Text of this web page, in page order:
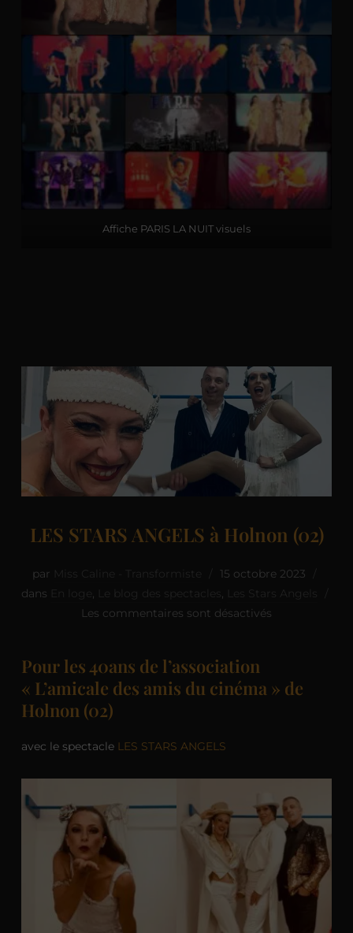
Affiche PARIS LA NUIT visuels
LES STARS ANGELS à Holnon (02)
par
15 octobre 2023
dans
, ,
Les commentaires sont désactivés
Pour les 40ans de l’association
« L’amicale des amis du cinéma » de
Holnon (02)
avec le spectacle LES STARS ANGELS